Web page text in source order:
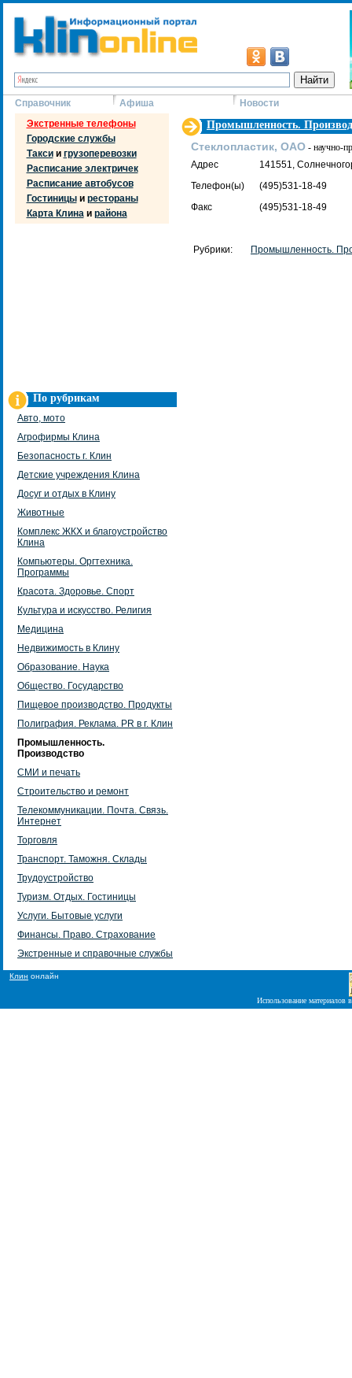
Справочник Афиша
Новости
Экстренные телефоны
Городские службы
Таксии грузоперевозки
Расписание электричек
Расписание автобусов
Гостиницыи рестораны
Карта Клинаи района
По рубрикам
Авто, мото
Агрофирмы Клина
Безопасность г. Клин
Детские учреждения Клина
Досуг и отдых в Клину
Животные
Комплекс ЖКХ и благоустройство
Клина
Компьютеры. Оргтехника.
Программы
Красота. Здоровье. Спорт
Культура и искусство. Религия
Медицина
Недвижимость в Клину
Образование. Наука
Общество. Государство
Пищевое производство. Продукты
Полиграфия. Реклама. PR в г. Клин
Промышленность.
Производство
СМИ и печать
Строительство и ремонт
Телекоммуникации. Почта. Связь.
Интернет
Торговля
Транспорт. Таможня. Склады
Трудоустройство
Туризм. Отдых. Гостиницы
Услуги. Бытовые услуги
Финансы. Право. Страхование
Экстренные и справочные службы
Промышленность.
Стеклопластик, ОАО - научно-
Адрес
141551,
Телефон(ы)
(495)531-18-49
Факс
(495)531-18-49
Рубрики: Промышленность.
Клин онлайн
Использование материалов